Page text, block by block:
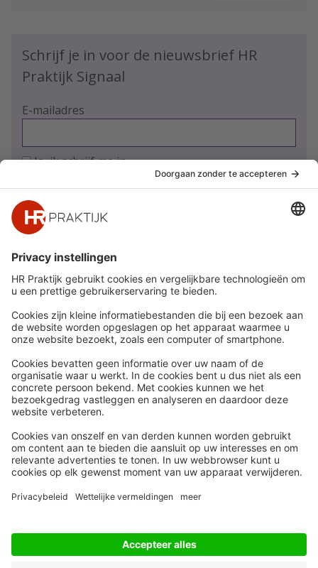
Schrijf je in voor de nieuwsbrief HR
Praktijk Signaal
E-mailadres
Ja, ik schrijf me in
Snel naar
Nieuws
Whitepapers
Webinars
Word lid
Contact
Meer
HR Academy
HR Podcast
CHRO
HR Day
Volg Ons
Alle rechten voorbehouden
Privacyinstellingen